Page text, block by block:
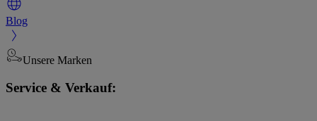
Blog
Unsere Marken
Service & Verkauf: